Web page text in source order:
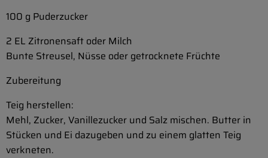
100 g Puderzucker
2 EL Zitronensaft oder Milch
Bunte Streusel, Nüsse oder getrocknete Früchte
Zubereitung
Teig herstellen:
Mehl, Zucker, Vanillezucker und Salz mischen. Butter in
Stücken und Ei dazugeben und zu einem glatten Teig
verkneten.